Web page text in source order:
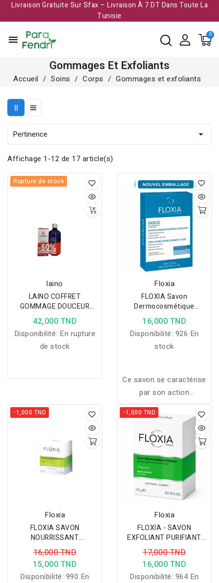
Livraison Gratuite Sur Sfax – Livraison À 7 DT Dans Toute La
Tunisie​
menu
Gommages Et Exfoliants
Accueil Soins Corps Gommages et exfoliants
Pertinence 
Affichage 1-12 de 17 article(s)
Rupture de stock
laino
LAINO COFFRET
GOMMAGE DOUCEUR
ECLAT 50ML+ EAU DE
ROSE 50%
42,000 TND
Disponibilité: En rupture
de stock
Floxia
FLOXIA Savon
Dermocosmétique
Exfoliant ECLAIRCISSANT
125 G
16,000 TND
Disponibilité: 926 En
stock
Ce savon se caractérise
par son action
gommante, nettoyante,
revigorante et aide à
unifier le teint grâce aux
divers extraits d'origine
végétale et marine.
-1,000 TND
Floxia
FLOXIA SAVON
NOURRISSANT
HYDRATANT 125 G
16,000 TND
15,000 TND
Disponibilité: 990 En
-1,000 TND
Floxia
FLOXIA - SAVON
EXFOLIANT PURIFIANT
SEBOREGULATEUR 125 G
17,000 TND
16,000 TND
Disponibilité: 964 En